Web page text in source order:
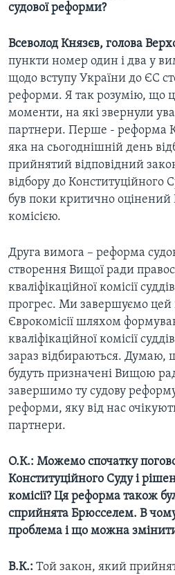
судової реформи?
Всеволод Князєв, голова
пункти номер один і два у
щодо вступу України до ЄС
реформи. Я так розумію, що
моменти, на які звернули
партнери. Перше - реформа
яка на сьогоднішній день
прийнятий відповідний
відбору до Конституційного
був поки критично оцінений
комісією.
Друга вимога – реформа
створення Вищої ради
кваліфікаційної комісії
прогрес. Ми завершуємо цей
Єврокомісії шляхом
кваліфікаційної комісії
зараз відбираються. Думаю,
будуть призначені Вищою
завершимо ту судову
реформи, яку від нас
партнери.
О.К.: Можемо спочатку
Конституційного Суду і
комісії? Ця реформа також
сприйнята Брюсселем. В
проблема і що можна
В.К.: Той закон, який